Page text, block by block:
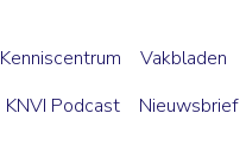
KNVI Podcast Nieuwsbrief
Kenniscentrum Vakbladen